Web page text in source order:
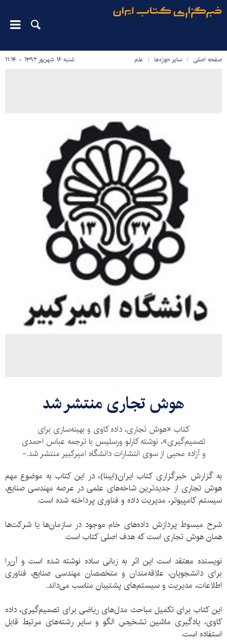
صفحه اصلی سایر حوزه‌ها علم شنبه ۱۶ شهریور ۱۳۹۲ - ۱۱:۱۴
هوش تجاری منتشر شد
کتاب «هوش تجاری، داده کاوی و بهینه‌سازی برای
تصمیم‌گیری»، نوشته کارلو ورسلیس با ترجمه عباس احمدی
و آزاده محبی از سوی انتشارات دانشگاه امیرکبیر منتشر شد.-
به گزارش خبرگزاری کتاب ایران(ایبنا)، در این کتاب به موضوع مهم
هوش تجاری از جدیدترین شاخه‌های علمی در عرصه مهندسی صنایع،
سیستم کامپیوتر، مدیریت داده و فناوری پرداخته شده است.
شرح مبسوط پردازش داده‌های خام موجود در سازمان‌ها یا شرکت‌ها
همان هوش تجاری است که هدف اصلی کتاب است.
نویسنده معتقد است این اثر به زبانی ساده نوشته شده است و ‌آن‌را
برای دانشجویان، علاقه‌مندان و متخصصان مهندسی صنایع، فناوری
اطلاعات، مدیریت و سیستم‌های پشتیبان مناسب می‌داند.
این کتاب برای تکمیل مباحث مدل‌های ریاضی برای تصمیم‌گیری، داده
کاوی، یادگیری ماشین تشخیص الگو و سایر رشته‌های مرتبط قابل
استفاده است.